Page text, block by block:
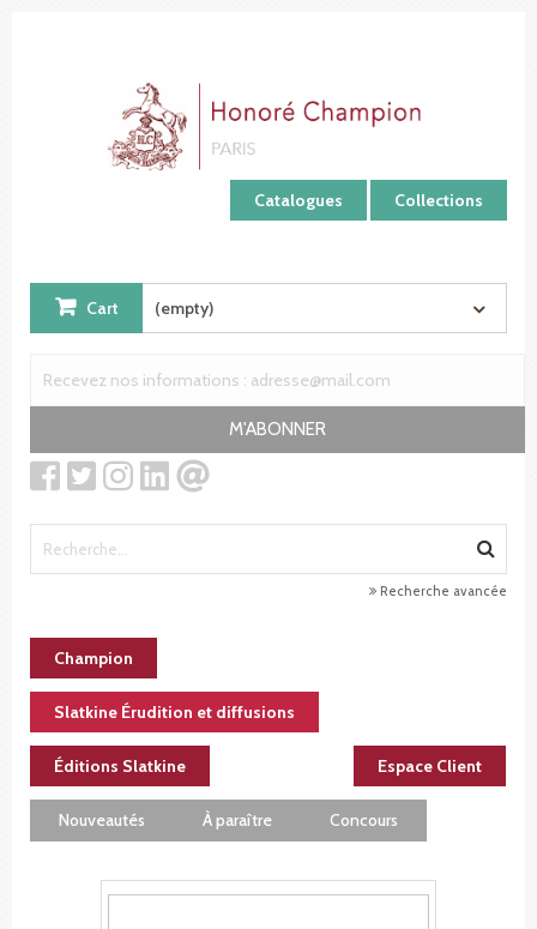
Catalogues Collections
Cart (empty)
M'ABONNER
Recherche avancée
Champion
Slatkine Érudition et diffusions
Éditions Slatkine Espace Client
Nouveautés À paraître Concours